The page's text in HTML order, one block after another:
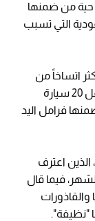
نحو 200 نوع بكتيريا حية من ضمنها
التي تسبب
اتساخاً من
الهواتف الذكية بنسبة 2.144%، بعد فحص شمل 20 سيارة
فرامل اليد
الذين اعترف
فيما قال
والقاذورات
"نظيفة".